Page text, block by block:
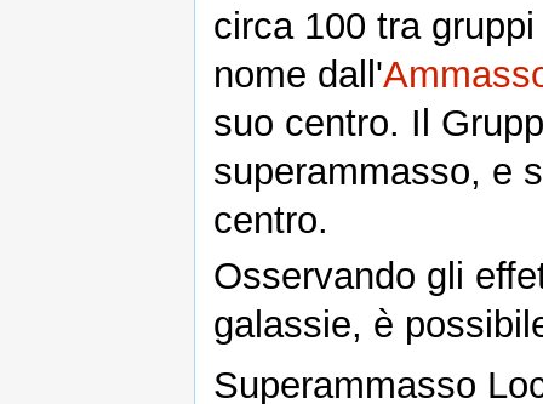
circa 100 tra
nome dall'
suo centro. Il
superammasso, e
centro.
Osservando gli
galassie, è
Superammasso